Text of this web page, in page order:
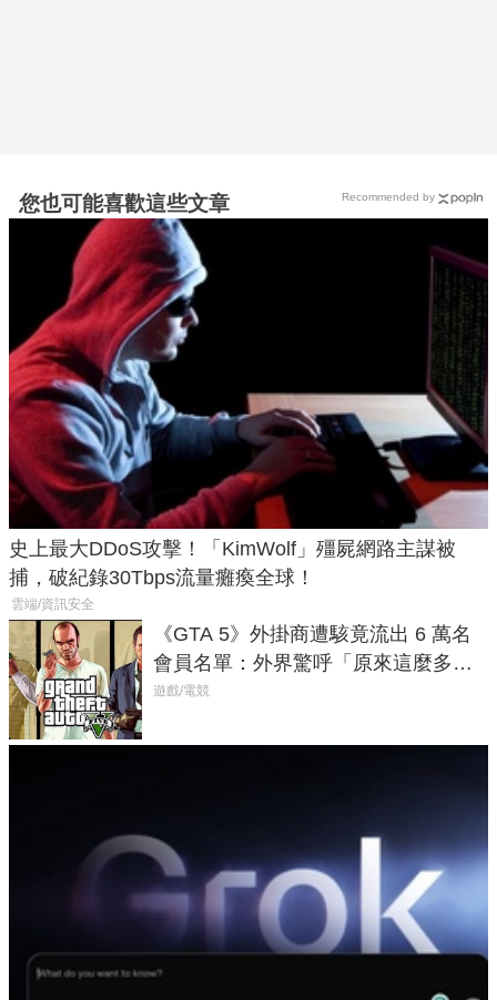
您也可能喜歡這些文章
史上最大DDoS攻擊！「KimWolf」殭屍網路主謀被
捕，破紀錄30Tbps流量癱瘓全球！
雲端/資訊安全
《GTA 5》外掛商遭駭竟流出 6 萬名
會員名單：外界驚呼「原來這麼多人
在開掛！」
遊戲/電競
Recommended by